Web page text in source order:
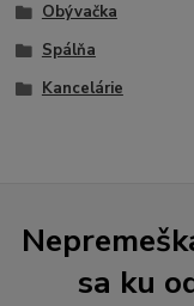
Obývačka
Spálňa
Kancelárie
sa ku